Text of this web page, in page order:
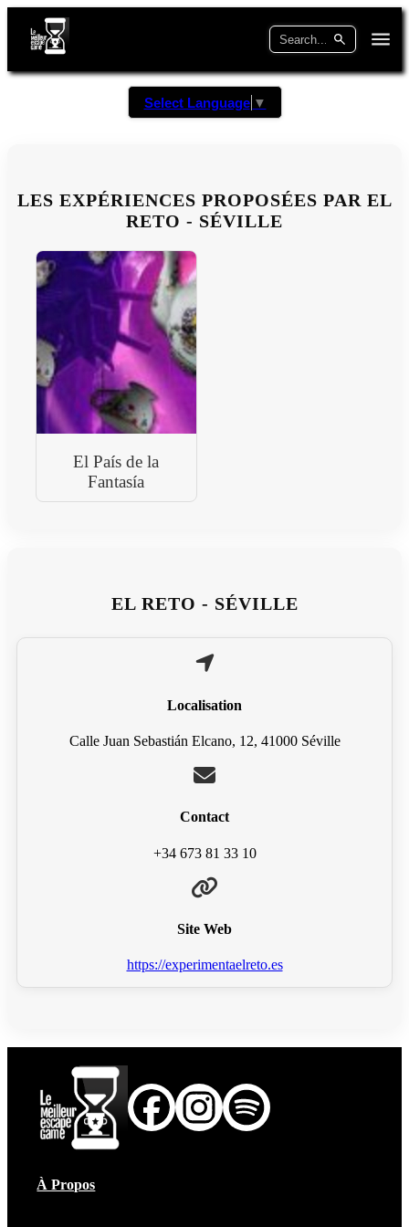
Select Language ▼
LES EXPÉRIENCES PROPOSÉES PAR EL
RETO - SÉVILLE
El País de la
Fantasía
EL RETO - SÉVILLE
Localisation
Calle Juan Sebastián Elcano, 12, 41000 Séville
Contact
+34 673 81 33 10
Site Web
https://experimentaelreto.es
À Propos